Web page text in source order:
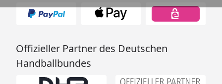
Offizieller Partner des Deutschen
Handballbundes